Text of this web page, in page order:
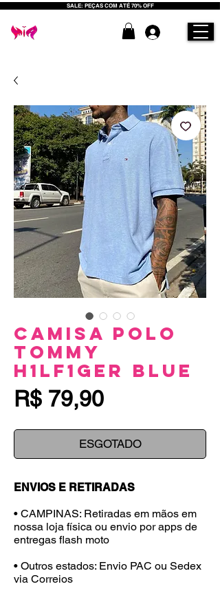
SALE: PEÇAS COM ATÉ 70% OFF
Camisa Polo
Tommy
H1lf1ger Blue
R$ 79,90Preço
ESGOTADO
ENVIOS E RETIRADAS
• CAMPINAS: Retiradas em mãos em
nossa loja física ou envio por apps de
entregas flash moto
• Outros estados: Envio PAC ou Sedex
via Correios